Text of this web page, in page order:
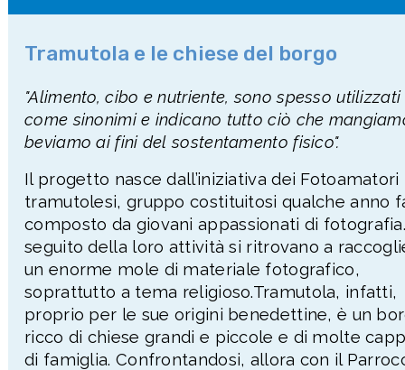
Tramutola e le chiese del borgo
"Alimento, cibo e nutriente, sono spesso utilizzati
come sinonimi e indicano tutto ciò che
beviamo ai fini del sostentamento fisico".
Il progetto nasce dall’iniziativa dei Fotoamatori
tramutolesi, gruppo costituitosi qualche anno
composto da giovani appassionati di
seguito della loro attività si ritrovano a
un enorme mole di materiale fotografico,
soprattutto a tema religioso.Tramutola, infatti,
proprio per le sue origini benedettine, è un
ricco di chiese grandi e piccole e di molte
di famiglia. Confrontandosi, allora con il